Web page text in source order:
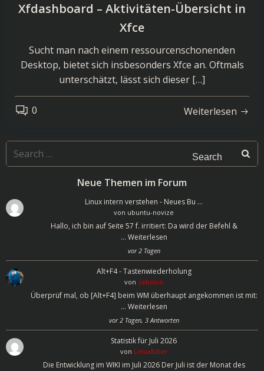
Xfdashboard – Aktivitäten-Übersicht in
Xfce
Sucht man nach einem ressourcenschonenden
Desktop, bietet sich insbesonders Xfce an. Oftmals
unterschätzt, lässt sich dieser […]
0 Weiterlesen
Search
for:
Neue Themen im Forum
Linux intern verstehen - Neues Bu …
von ubuntu-novize
Hallo, ich bin auf Seite 57 f. irritiert: Da wird der Befehl &
… Weiterlesen
vor 2 Tagen
Alt+F4 - Tastenwiederholung
von zebolon
Überprüf mal, ob [Alt+F4] beim WM überhaupt angekommen ist mit:
… Weiterlesen
vor 2 Tagen, 3 Antworten
Statistik für Juli 2026
von LinuxBiber
Die Entwicklung im WIKI im Juli 2026 Der Juli ist der Monat des